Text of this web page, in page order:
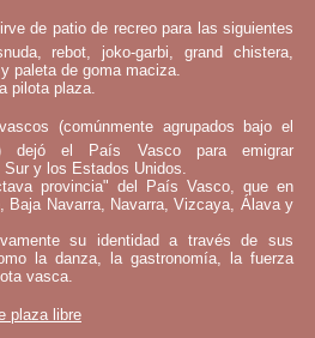
de patio de recreo para las siguientes
rebot, joko-garbi, grand chistera,
paleta de goma maciza.
pilota plaza.
(comúnmente agrupados bajo el
dejó el País Vasco para emigrar
y los Estados Unidos.
provincia" del País Vasco, que en
Baja Navarra, Navarra, Vizcaya, Álava y
su identidad a través de sus
la danza, la gastronomía, la fuerza
vasca.
plaza libre